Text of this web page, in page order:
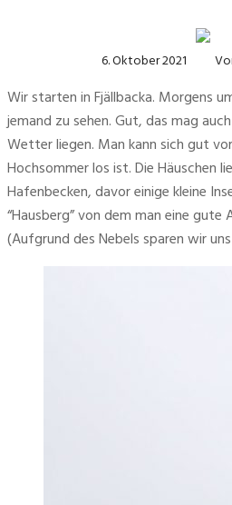
6. Oktober 2021
Wir starten in Fjällbacka. Morgens
jemand zu sehen. Gut, das mag
Wetter liegen. Man kann sich gut
Hochsommer los ist. Die Häuschen
Hafenbecken, davor einige kleine
“Hausberg” von dem man eine gute
(Aufgrund des Nebels sparen wir